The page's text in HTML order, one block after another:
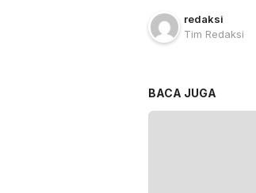
redaksi
Tim Redaksi
BACA JUGA